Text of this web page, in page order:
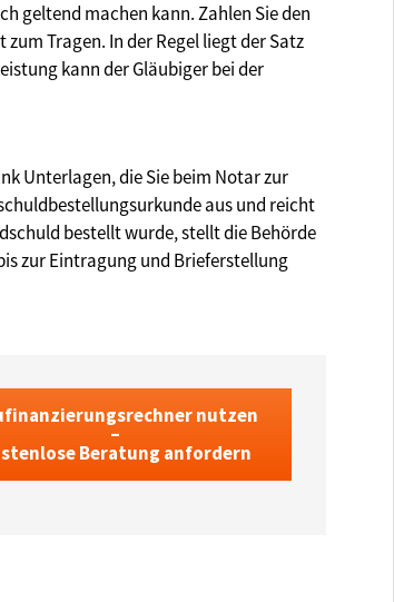
geltend machen kann. Zahlen Sie den
Tragen. In der Regel liegt der Satz
kann der Gläubiger bei der
Unterlagen, die Sie beim Notar zur
aus und reicht
bestellt wurde, stellt die Behörde
zur Eintragung und Brieferstellung
nutzen
–
Beratung anfordern